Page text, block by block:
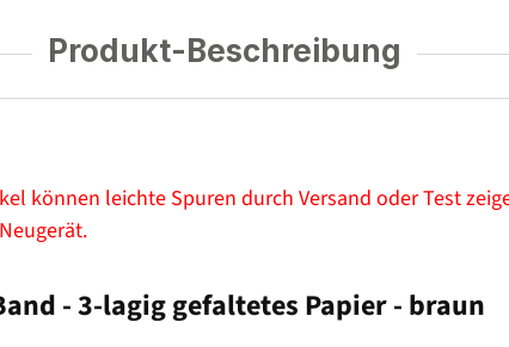
Produkt-Beschreibung
können leichte Spuren durch Versand oder Test
- 3-lagig gefaltetes Papier - braun